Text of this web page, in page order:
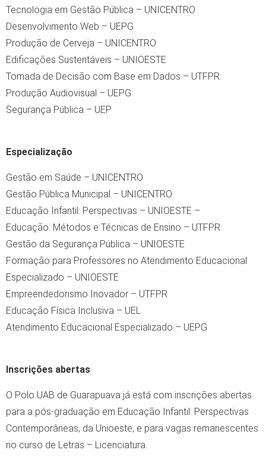
Tecnologia em Gestão Pública – UNICENTRO
Desenvolvimento Web – UEPG
Produção de Cerveja – UNICENTRO
Edificações Sustentáveis – UNIOESTE
Tomada de Decisão com Base em Dados – UTFPR
Produção Audiovisual – UEPG
Segurança Pública – UEP
Especialização
Gestão em Saúde – UNICENTRO
Gestão Pública Municipal – UNICENTRO
Educação Infantil: Perspectivas – UNIOESTE –
Educação: Métodos e Técnicas de Ensino – UTFPR
Gestão da Segurança Pública – UNIOESTE
Formação para Professores no Atendimento Educacional
Especializado – UNIOESTE
Empreendedorismo Inovador – UTFPR
Educação Física Inclusiva – UEL
Atendimento Educacional Especializado – UEPG
Inscrições abertas
O Polo UAB de Guarapuava já está com inscrições abertas
para a pós-graduação em Educação Infantil: Perspectivas
Contemporâneas, da Unioeste, e para vagas remanescentes
no curso de Letras – Licenciatura.